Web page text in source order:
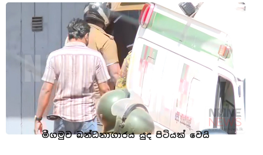
මීගමුව බන්ධනාගාරය යුද පිටියක් වෙයි